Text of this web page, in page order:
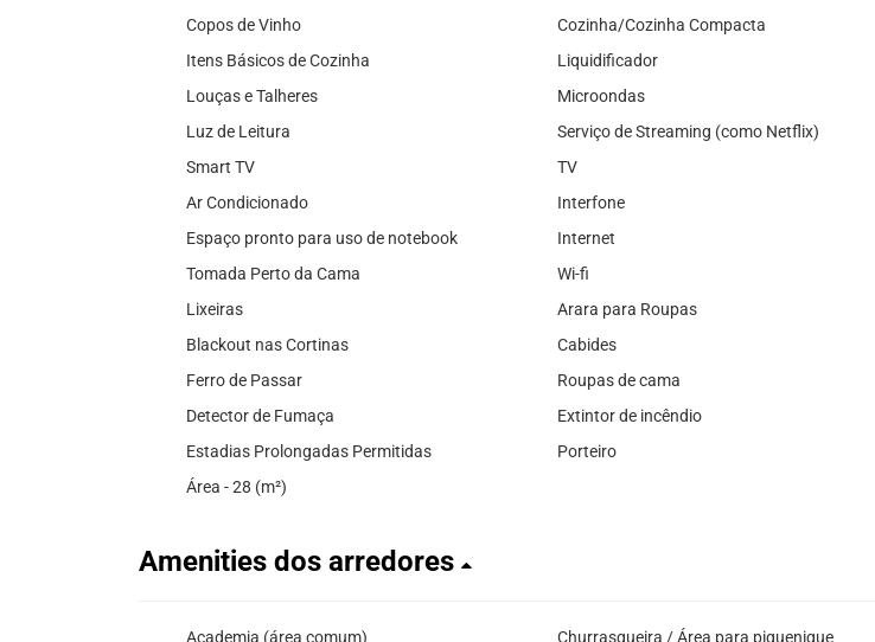
Copos de Vinho
Cozinha/Cozinha Compacta
Itens Básicos de Cozinha
Liquidificador
Louças e Talheres
Microondas
Luz de Leitura
Serviço de Streaming (como Netflix)
Smart TV
TV
Ar Condicionado
Interfone
Espaço pronto para uso de notebook
Internet
Tomada Perto da Cama
Wi-fi
Lixeiras
Arara para Roupas
Blackout nas Cortinas
Cabides
Ferro de Passar
Roupas de cama
Detector de Fumaça
Extintor de incêndio
Estadias Prolongadas Permitidas
Porteiro
Área - 28 (m²)
Amenities dos arredores
Academia (área comum) Churrasqueira / Área para piquenique